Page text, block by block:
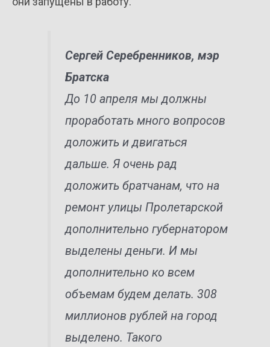
Сергей Серебренников, мэр
Братска
До 10 апреля мы должны
проработать много вопросов
доложить и двигаться
дальше. Я очень рад
доложить братчанам, что на
ремонт улицы Пролетарской
дополнительно губернатором
выделены деньги. И мы
дополнительно ко всем
объемам будем делать. 308
миллионов рублей на город
выделено. Такого